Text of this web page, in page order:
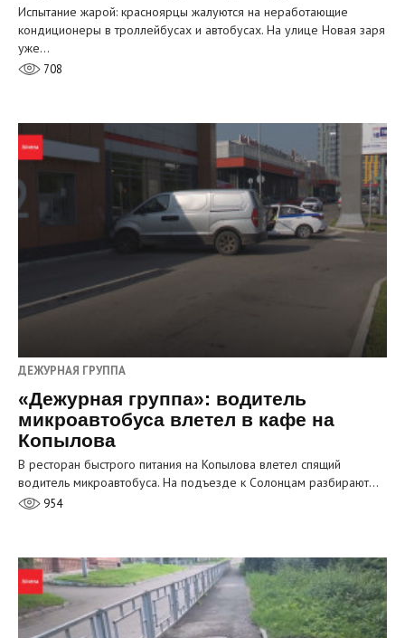
Испытание жарой: красноярцы жалуются на неработающие
кондиционеры в троллейбусах и автобусах. На улице Новая заря
уже…
708
ДЕЖУРНАЯ ГРУППА
«Дежурная группа»: водитель
микроавтобуса влетел в кафе на
Копылова
В ресторан быстрого питания на Копылова влетел спящий
водитель микроавтобуса. На подъезде к Солонцам разбирают…
954